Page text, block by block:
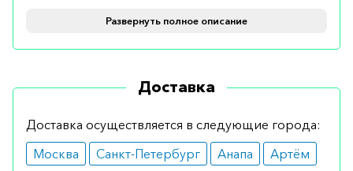
Выпускается в таблетках по 2,5 мг, в упаковке 30
штук.
Применение и дозировка
один раз в сутки. Терапию продолжают до тех
пор, пока не наступит рецидив заболевания.
Развернуть полное описание
Доставка
Доставка осуществляется в следующие города:
Москва
Санкт-Петербург Анапа
Артём